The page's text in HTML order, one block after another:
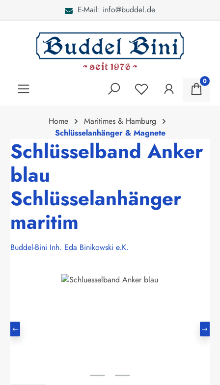
E-Mail: info@buddel.de
0
Home
Maritimes & Hamburg
Schlüsselanhänger & Magnete
Schlüsselband Anker
blau
Schlüsselanhänger
maritim
Buddel-Bini Inh. Eda Binikowski e.K.
Bildergalerie überspringen